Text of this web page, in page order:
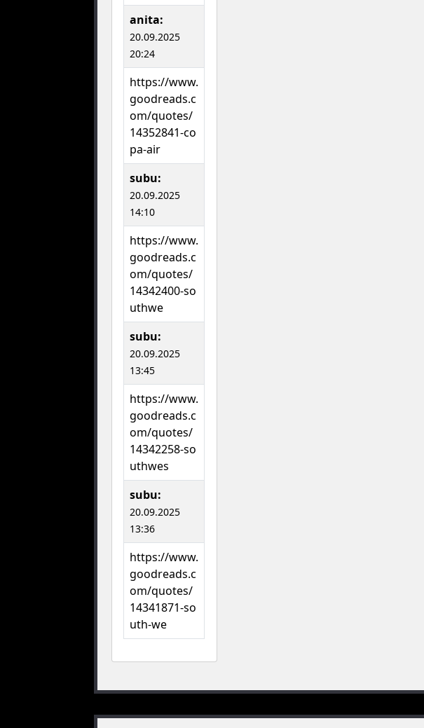
anita:
20.09.2025
20:24
https://www.
goodreads.c
om/quotes/
14352841-co
pa-air
subu:
20.09.2025
14:10
https://www.
goodreads.c
om/quotes/
14342400-so
uthwe
subu:
20.09.2025
13:45
https://www.
goodreads.c
om/quotes/
14342258-so
uthwes
subu:
20.09.2025
13:36
https://www.
goodreads.c
om/quotes/
14341871-so
uth-we